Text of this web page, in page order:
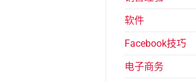
软件
Facebook技巧
电子商务